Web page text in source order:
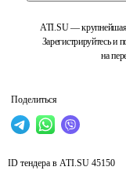
ATI.SU — крупнейшая
Зарегистрируйтесь и
на
Поделиться
ID тендера в ATI.SU 45150